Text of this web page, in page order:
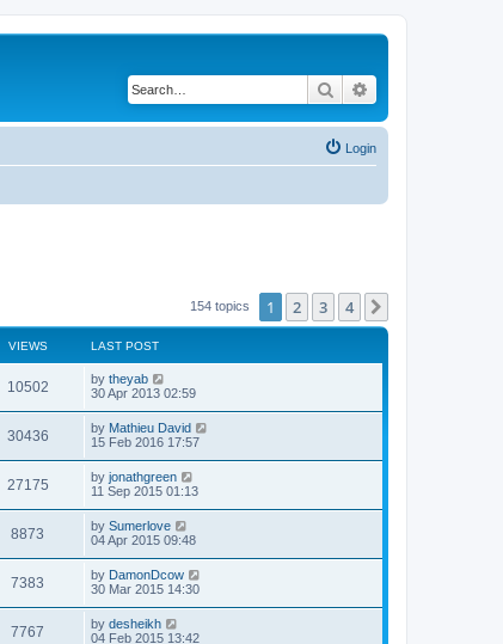
Search
Login
154 topics 1 2 3 4
VIEWS LAST POST
10502 by theyab
30 Apr 2013 02:59
30436 by Mathieu David
15 Feb 2016 17:57
27175 by jonathgreen
11 Sep 2015 01:13
8873 by Sumerlove
04 Apr 2015 09:48
7383 by DamonDcow
30 Mar 2015 14:30
7767 by desheikh
04 Feb 2015 13:42